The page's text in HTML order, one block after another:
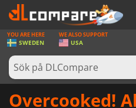
SPEL
SPELKORT
PROGRAMVARA
YOU ARE HERE
SWEDEN
WE ALSO SUPPORT
USA
Overcooked!